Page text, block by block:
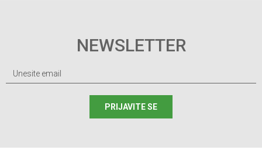
NEWSLETTER
PRIJAVITE SE